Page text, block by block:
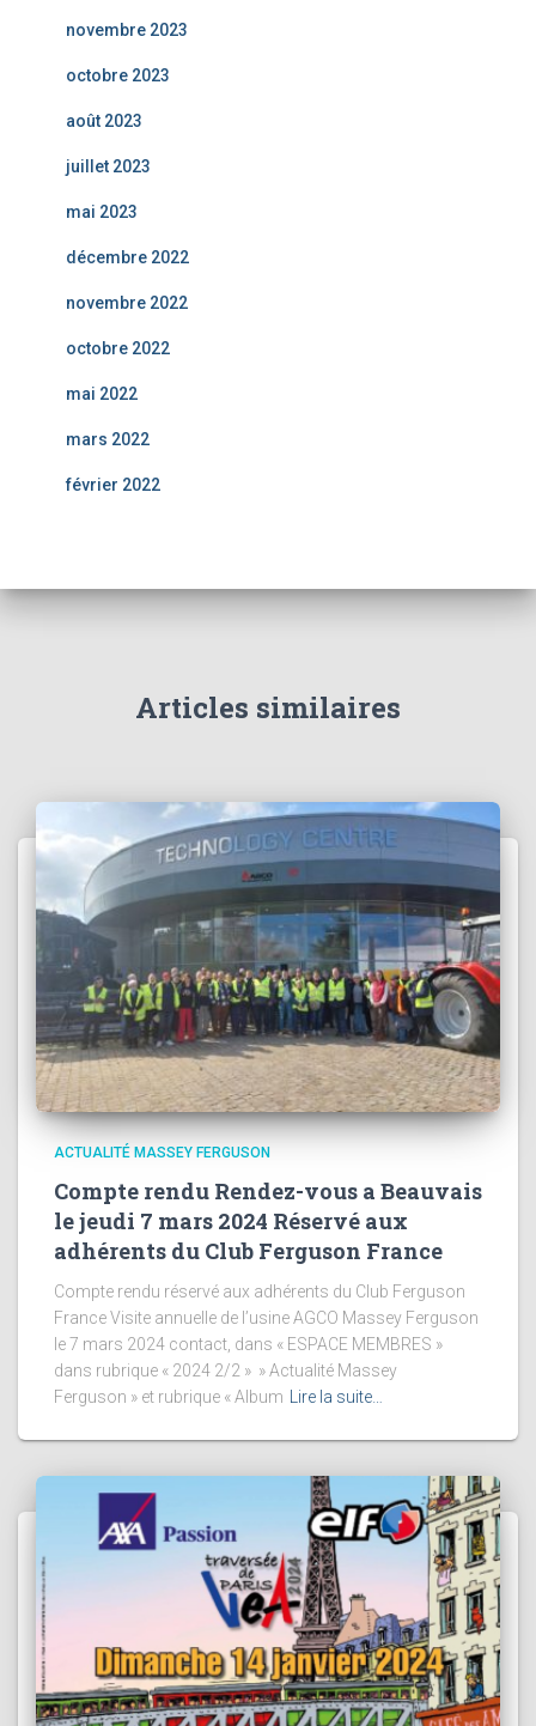
novembre 2023
octobre 2023
août 2023
juillet 2023
mai 2023
décembre 2022
novembre 2022
octobre 2022
mai 2022
mars 2022
février 2022
Articles similaires
ACTUALITÉ MASSEY FERGUSON
Compte rendu Rendez-vous a Beauvais
le jeudi 7 mars 2024 Réservé aux
adhérents du Club Ferguson France
Compte rendu réservé aux adhérents du Club Ferguson
France Visite annuelle de l’usine AGCO Massey Ferguson
le 7 mars 2024 contact, dans « ESPACE MEMBRES »
dans rubrique « 2024 2/2 » » Actualité Massey
Ferguson » et rubrique « Album
Lire la suite…